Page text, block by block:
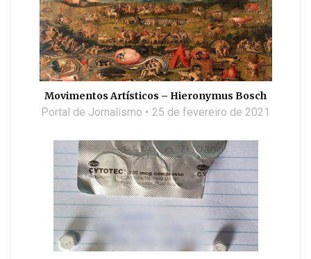
Movimentos Artísticos – Hieronymus Bosch
Portal de Jornalismo 25 de fevereiro de 2021